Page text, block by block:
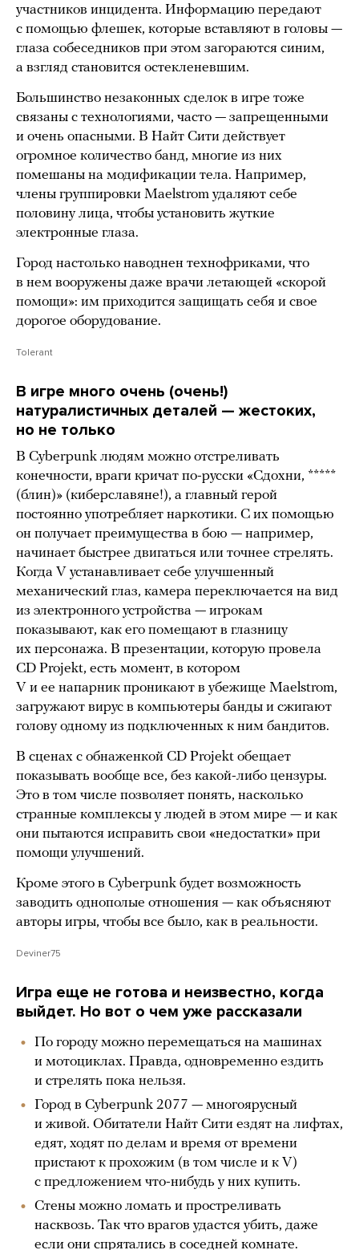
участников инцидента. Информацию передают
с помощью флешек, которые вставляют в головы —
глаза собеседников при этом загораются синим,
а взгляд становится остекленевшим.
Большинство незаконных сделок в игре тоже
связаны с технологиями, часто — запрещенными
и очень опасными. В Найт Сити действует
огромное количество банд, многие из них
помешаны на модификации тела. Например,
члены группировки Maelstrom удаляют себе
половину лица, чтобы установить жуткие
электронные глаза.
Город настолько наводнен технофриками, что
в нем вооружены даже врачи летающей «скорой
помощи»: им приходится защищать себя и свое
дорогое оборудование.
Tolerant
В игре много очень (очень!)
натуралистичных деталей — жестоких,
но не только
В Cyberpunk людям можно отстреливать
конечности, враги кричат по-русски «Сдохни, *****
(блин)» (киберславяне!), а главный герой
постоянно употребляет наркотики. С их помощью
он получает преимущества в бою — например,
начинает быстрее двигаться или точнее стрелять.
Когда V устанавливает себе улучшенный
механический глаз, камера переключается на вид
из электронного устройства — игрокам
показывают, как его помещают в глазницу
их персонажа. В презентации, которую провела
CD Projekt, есть момент, в котором
V и ее напарник проникают в убежище Maelstrom,
загружают вирус в компьютеры банды и сжигают
голову одному из подключенных к ним бандитов.
В сценах с обнаженкой CD Projekt обещает
показывать вообще все, без какой-либо цензуры.
Это в том числе позволяет понять, насколько
странные комплексы у людей в этом мире — и как
они пытаются исправить свои «недостатки» при
помощи улучшений.
Кроме этого в Cyberpunk будет возможность
заводить однополые отношения — как объясняют
авторы игры, чтобы все было, как в реальности.
Deviner75
Игра еще не готова и неизвестно, когда
выйдет. Но вот о чем уже рассказали
По городу можно перемещаться на машинах
и мотоциклах. Правда, одновременно ездить
и стрелять пока нельзя.
Город в Cyberpunk 2077 — многоярусный
и живой. Обитатели Найт Сити ездят на лифтах,
едят, ходят по делам и время от времени
пристают к прохожим (в том числе и к V)
с предложением что-нибудь у них купить.
Стены можно ломать и простреливать
насквозь. Так что врагов удастся убить, даже
если они спрятались в соседней комнате.